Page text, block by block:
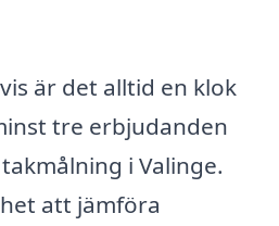
är det alltid en klok
tre erbjudanden
i Valinge.
att jämföra